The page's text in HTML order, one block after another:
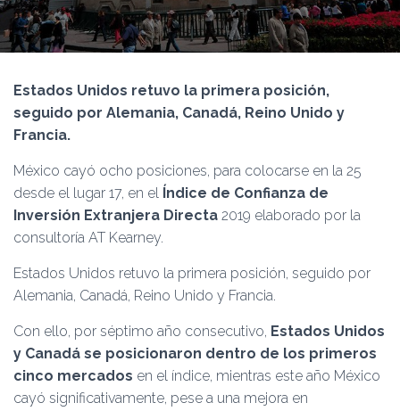
N
A
V
Estados Unidos retuvo la primera posición,
seguido por Alemania, Canadá, Reino Unido y
Francia.
México cayó ocho posiciones, para colocarse en la 25
desde el lugar 17, en el Índice de Confianza de
Inversión Extranjera Directa 2019 elaborado por la
consultoría AT Kearney.
Estados Unidos retuvo la primera posición, seguido por
Alemania, Canadá, Reino Unido y Francia.
Con ello, por séptimo año consecutivo, Estados Unidos
y Canadá se posicionaron dentro de los primeros
cinco mercados en el índice, mientras este año México
cayó significativamente, pese a una mejora en